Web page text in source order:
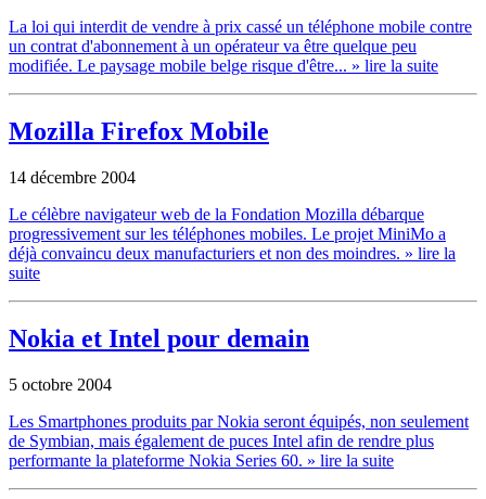
La loi qui interdit de vendre à prix cassé un téléphone mobile contre
un contrat d'abonnement à un opérateur va être quelque peu
modifiée. Le paysage mobile belge risque d'être... » lire la suite
Mozilla Firefox Mobile
14 décembre 2004
Le célèbre navigateur web de la Fondation Mozilla débarque
progressivement sur les téléphones mobiles. Le projet MiniMo a
déjà convaincu deux manufacturiers et non des moindres. » lire la
suite
Nokia et Intel pour demain
5 octobre 2004
Les Smartphones produits par Nokia seront équipés, non seulement
de Symbian, mais également de puces Intel afin de rendre plus
performante la plateforme Nokia Series 60. » lire la suite